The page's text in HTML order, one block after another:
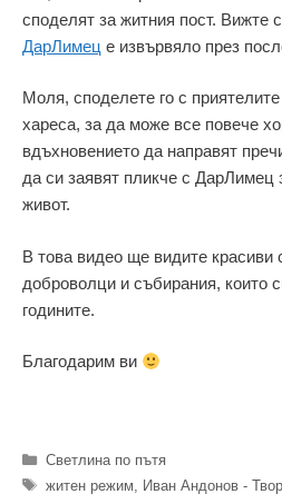
споделят за житния пост. Вижте
ДарЛимец е извървяло през
Моля, споделете го с
хареса, за да може все повече
вдъхновението да направят
да си заявят пликче с ДарЛимец
живот.
В това видео ще видите красиви
доброволци и събирания, които
годините.
Благодарим ви
Категории
Светлина по пътя
Етикети
житен режим, Иван Андонов -